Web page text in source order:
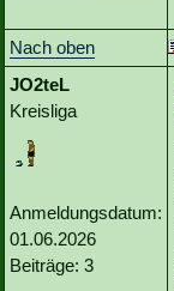
Nach oben
JO2teL
Kreisliga
Anmeldungsdatum:
01.06.2026
Beiträge: 3